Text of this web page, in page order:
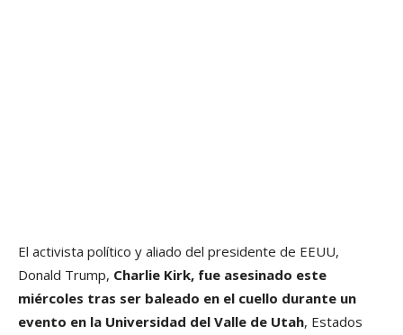
El activista político y aliado del presidente de EEUU,
Donald Trump, Charlie Kirk, fue asesinado este
miércoles tras ser baleado en el cuello durante un
evento en la Universidad del Valle de Utah, Estados